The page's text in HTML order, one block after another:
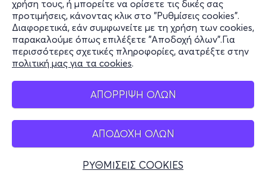
χρήση τους, ή μπορείτε να ορίσετε τις δικές σας
προτιμήσεις, κάνοντας κλικ στο "Ρυθμίσεις cookies".
Διαφορετικά, εάν συμφωνείτε με τη χρήση των cookies,
παρακαλούμε όπως επιλέξετε "Αποδοχή όλων".Για
περισσότερες σχετικές πληροφορίες, ανατρέξτε στην
πολιτική μας για τα cookies.
ΑΠΟΡΡΙΨΗ ΟΛΩΝ
ΑΠΟΔΟΧΗ ΟΛΩΝ
ΡΥΘΜΙΣΕΙΣ COOKIES